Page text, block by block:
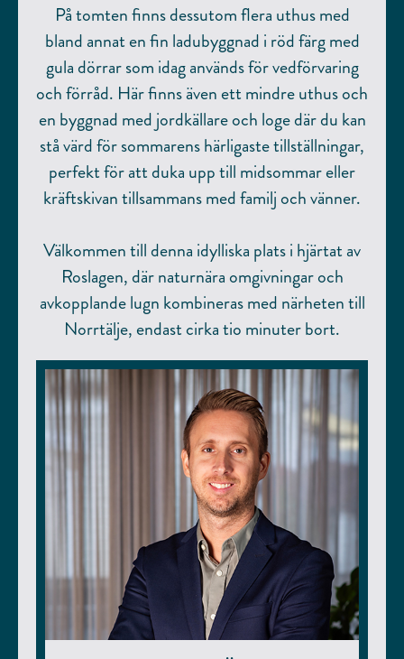
På tomten finns dessutom flera uthus med
bland annat en fin ladubyggnad i röd färg med
gula dörrar som idag används för vedförvaring
och förråd. Här finns även ett mindre uthus och
en byggnad med jordkällare och loge där du kan
stå värd för sommarens härligaste tillställningar,
perfekt för att duka upp till midsommar eller
kräftskivan tillsammans med familj och vänner.
Välkommen till denna idylliska plats i hjärtat av
Roslagen, där naturnära omgivningar och
avkopplande lugn kombineras med närheten till
Norrtälje, endast cirka tio minuter bort.